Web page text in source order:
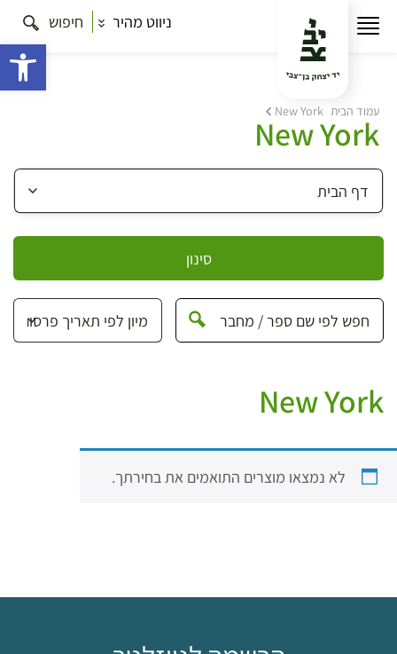
ניווט מהיר חיפוש
עמוד הבית New York
New York
סינון
New York
לא נמצאו מוצרים התואמים את בחירתך.